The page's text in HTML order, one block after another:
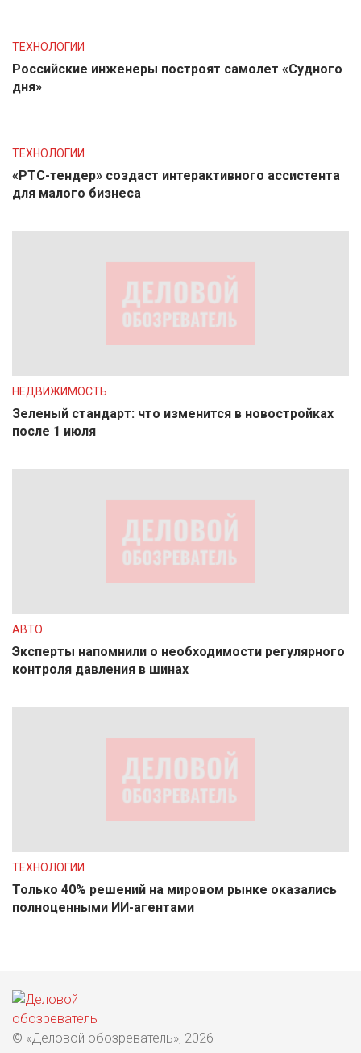
ТЕХНОЛОГИИ
Российские инженеры построят самолет «Судного
дня»
ТЕХНОЛОГИИ
«РТС-тендер» создаст интерактивного ассистента
для малого бизнеса
НЕДВИЖИМОСТЬ
Зеленый стандарт: что изменится в новостройках
после 1 июля
АВТО
Эксперты напомнили о необходимости регулярного
контроля давления в шинах
ТЕХНОЛОГИИ
Только 40% решений на мировом рынке оказались
полноценными ИИ-агентами
© «Деловой обозреватель», 2026